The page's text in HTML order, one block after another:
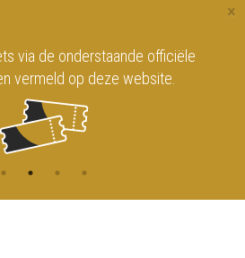
×
via de onderstaande officiële
vermeld op deze website.